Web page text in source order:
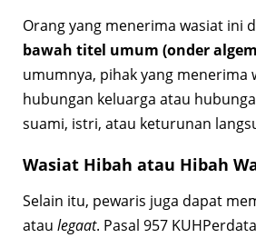
Orang yang menerima wasiat ini
bawah titel umum (onder
umumnya, pihak yang menerima
hubungan keluarga atau
suami, istri, atau keturunan
Wasiat Hibah atau Hibah
Selain itu, pewaris juga dapat
atau legaat. Pasal 957